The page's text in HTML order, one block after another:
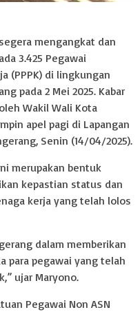
mengangkat dan
3.425 Pegawai
(PPPK) di lingkungan
pada 2 Mei 2025. Kabar
Wakil Wali Kota
apel pagi di Lapangan
Senin (14/04/2025).
merupakan bentuk
kepastian status dan
kerja yang telah lolos
dalam memberikan
para pegawai yang telah
ujar Maryono.
Pegawai Non ASN